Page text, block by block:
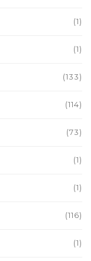
(1)
(1)
(133)
(114)
(73)
(1)
(1)
(116)
(1)